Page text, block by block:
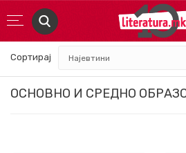
ОСНОВНО И СРЕДНО
Сортирај